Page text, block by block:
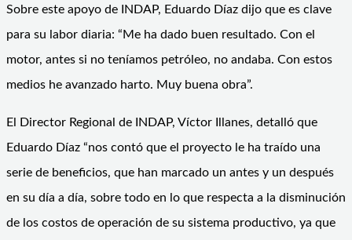
Sobre este apoyo de INDAP, Eduardo Díaz dijo que es clave
para su labor diaria: “Me ha dado buen resultado. Con el
motor, antes si no teníamos petróleo, no andaba. Con estos
medios he avanzado harto. Muy buena obra”.
El Director Regional de INDAP, Víctor Illanes, detalló que
Eduardo Díaz “nos contó que el proyecto le ha traído una
serie de beneficios, que han marcado un antes y un después
en su día a día, sobre todo en lo que respecta a la disminución
de los costos de operación de su sistema productivo, ya que